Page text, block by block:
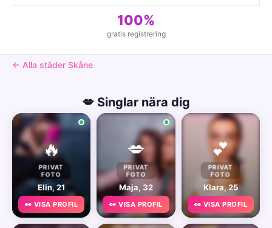
100%
gratis registrering
← Alla städer Skåne
💋 Singlar nära dig
🔥
PRIVAT
FOTO
Elin, 21
👀 VISA PROFIL
💋
PRIVAT
FOTO
Maja, 32
👀 VISA PROFIL
💕
PRIVAT
FOTO
Klara, 25
👀 VISA PROFIL